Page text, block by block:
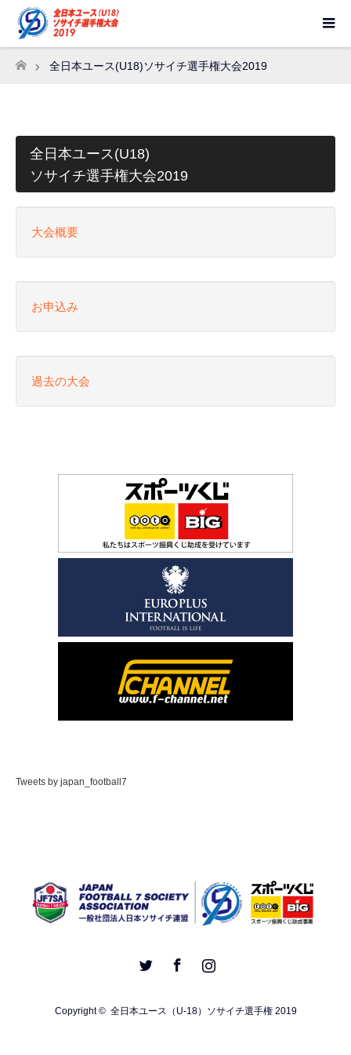
ホーム
全日本ユース(U18)ソサイチ選手権大会2019
全日本ユース(U18)
ソサイチ選手権大会2019
大会概要
お申込み
過去の大会
Tweets by japan_football7
Copyright © 全日本ユース（U-18）ソサイチ選手権 2019